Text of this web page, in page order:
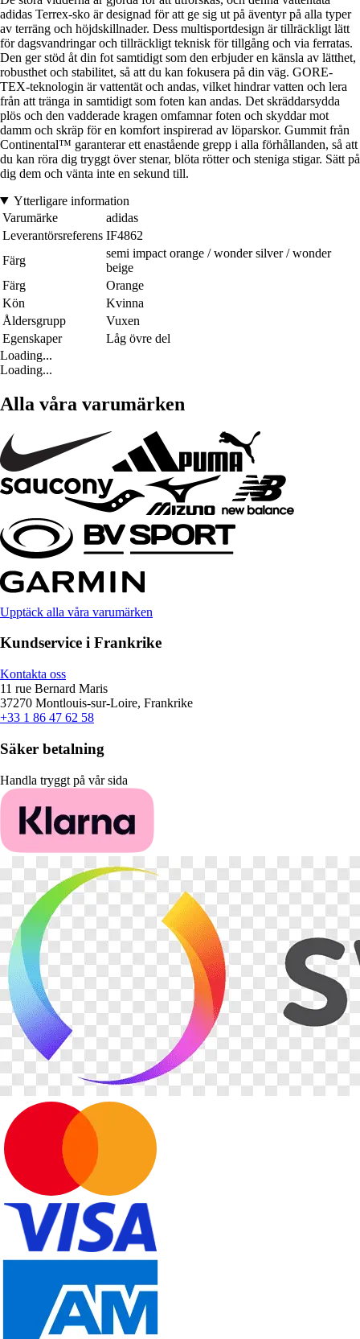
adidas Terrex-sko är designad för att ge sig ut på äventyr på alla typer
av terräng och höjdskillnader. Dess multisportdesign är tillräckligt lätt
för dagsvandringar och tillräckligt teknisk för tillgång och via ferratas.
Den ger stöd åt din fot samtidigt som den erbjuder en känsla av lätthet,
robusthet och stabilitet, så att du kan fokusera på din väg. GORE-
TEX-teknologin är vattentät och andas, vilket hindrar vatten och lera
från att tränga in samtidigt som foten kan andas. Det skräddarsydda
plös och den vadderade kragen omfamnar foten och skyddar mot
damm och skräp för en komfort inspirerad av löparskor. Gummit från
Continental™ garanterar ett enastående grepp i alla förhållanden, så att
du kan röra dig tryggt över stenar, blöta rötter och steniga stigar. Sätt på
dig dem och vänta inte en sekund till.
Ytterligare information
Varumärke
adidas
Leverantörsreferens IF4862
Färg
semi impact orange / wonder silver / wonder
beige
Färg
Orange
Kön
Kvinna
Åldersgrupp
Vuxen
Egenskaper
Låg övre del
Loading...
Loading...
Alla våra varumärken
Upptäck alla våra varumärken
Kundservice i Frankrike
Kontakta oss
11 rue Bernard Maris
37270 Montlouis-sur-Loire, Frankrike
+33 1 86 47 62 58
Säker betalning
Handla tryggt på vår sida